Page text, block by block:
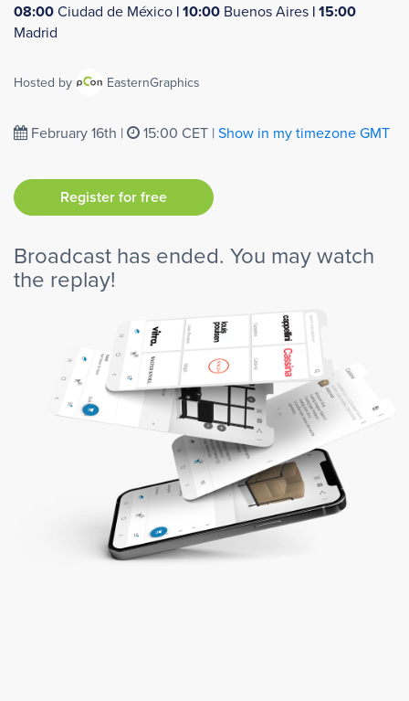
08:00Ciudad de México | 10:00 Buenos Aires | 15:00
Madrid
Hosted by EasternGraphics
February 16th | 15:00 CET | Show in my timezoneGMT
Register for free
Broadcast has ended. You may watch
the replay!